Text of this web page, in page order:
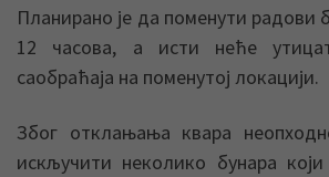
Планирано је да поменути радови
12 часова, а исти неће
саобраћаја на поменутој локацији.
Због отклањања квара
искључити неколико бунара који